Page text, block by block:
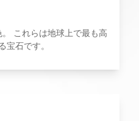
これらは地球上で最も高
宝石です。